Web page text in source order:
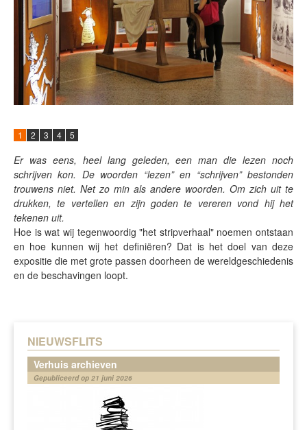
NIEUWSFLITS
Verhuis archieven
Gepubliceerd op 21 juni 2026
1 2 3 4 5
Er was eens, heel lang geleden, een man die lezen noch
schrijven kon. De woorden “lezen” en “schrijven” bestonden
trouwens niet. Net zo min als andere woorden. Om zich uit te
drukken, te vertellen en zijn goden te vereren vond hij het
tekenen uit.
Hoe is wat wij tegenwoordig "het stripverhaal" noemen ontstaan
en hoe kunnen wij het definiëren? Dat is het doel van deze
expositie die met grote passen doorheen de wereldgeschiedenis
en de beschavingen loopt.